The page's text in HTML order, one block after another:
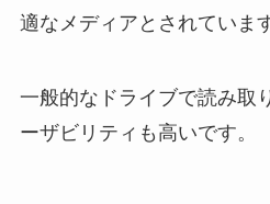
やホー
適なメディアとされていま
一般的なドライブで読み取
ーザビリティも高いです。